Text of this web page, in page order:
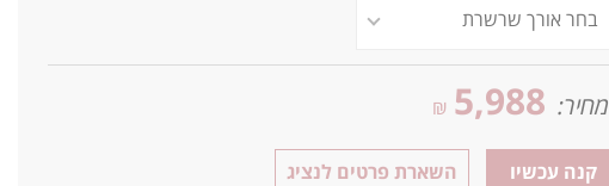
מחיר: 5,988
₪
קנה עכשיו השארת פרטים לנציג